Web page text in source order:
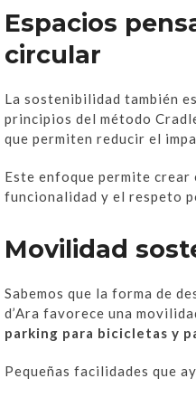
Espacios
circular
La sostenibilidad también
principios del método
que permiten reducir el
Este enfoque permite
funcionalidad y el respeto
Movilidad
Sabemos que la forma de
d’Ara favorece una
parking para bicicletas y
Pequeñas facilidades que